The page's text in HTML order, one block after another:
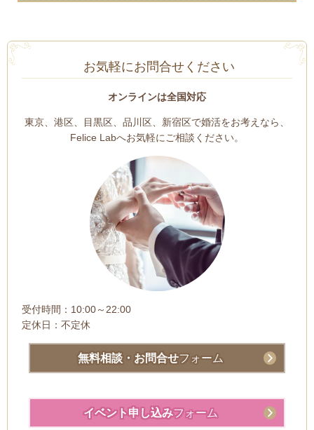
お気軽にお問合せください
オンラインは全国対応
東京、港区、目黒区、品川区、新宿区で婚活をお考えなら、
Felice Labへお気軽にご相談ください。
受付時間：10:00～22:00
定休日：不定休
無料相談・お問合せフォーム
イベント申し込みフォーム